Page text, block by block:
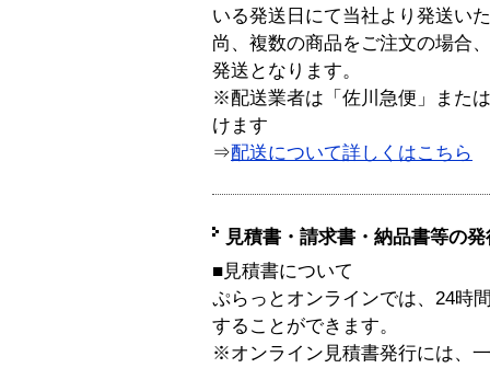
いる発送日にて当社より発送い
尚、複数の商品をご注文の場合
発送となります。
※配送業者は「佐川急便」また
けます
⇒配送について詳しくはこちら
見積書・請求書・納品書等の
■見積書について
ぷらっとオンラインでは、24時
することができます。
※オンライン見積書発行には、